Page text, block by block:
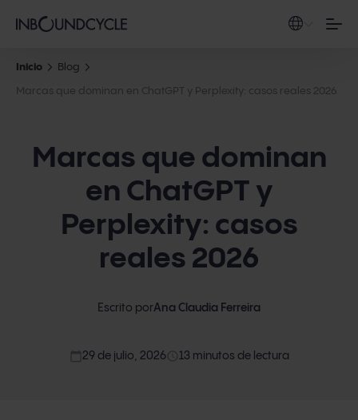
Inicio Blog
Marcas que dominan en ChatGPT y Perplexity: casos reales 2026
Marcas que dominan
en ChatGPT y
Perplexity: casos
reales 2026
Escrito porAna Claudia Ferreira
access_time 13 minutos de lectura
29 de julio, 2026